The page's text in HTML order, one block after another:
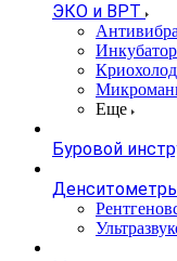
ЭКО и ВРТ
Еще
Буровой